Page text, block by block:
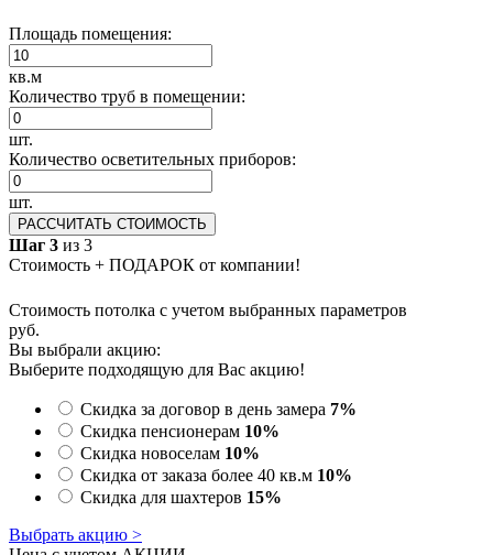
Площадь помещения:
кв.м
Количество труб в помещении:
шт.
Количество осветительных приборов:
шт.
РАССЧИТАТЬ СТОИМОСТЬ
Шаг 3 из 3
Стоимость + ПОДАРОК от компании!
Стоимость потолка с учетом выбранных параметров
руб.
Вы выбрали акцию:
Выберите подходящую для Вас акцию!
Скидка за договор в день замера 7%
Скидка пенсионерам 10%
Скидка новоселам 10%
Скидка от заказа более 40 кв.м 10%
Скидка для шахтеров 15%
Выбрать акцию >